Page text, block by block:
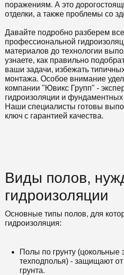
поражениям. А это
отделки, а также проблемы со
Давайте подробно разберем
профессиональной
материалов до технологии
узнаете, как правильно
ваши задачи, избежать
монтажа. Особое внимание
компании "Ювикс Групп" -
гидроизоляции и фундаментных
Наши специалисты готовы
ключ с гарантией качества.
Виды полов,
гидроизоляции
Основные типы полов, для
гидроизоляция:
Полы по грунту (цокольные
техподполья) - защищают
грунта.